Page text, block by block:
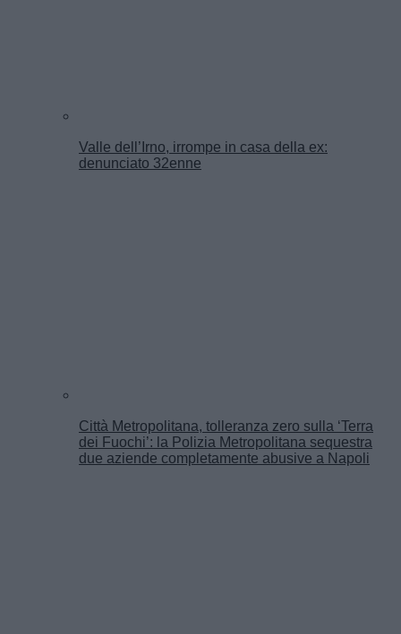
Valle dell’Irno, irrompe in casa della ex:
denunciato 32enne
Città Metropolitana, tolleranza zero sulla ‘Terra
dei Fuochi’: la Polizia Metropolitana sequestra
due aziende completamente abusive a Napoli